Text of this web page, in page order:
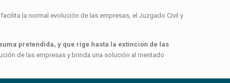
la normal evolución de las empresas, el Juzgado Civil y
pretendida, y que rige hasta la extinción de las
de las empresas y brinda una solución al mentado